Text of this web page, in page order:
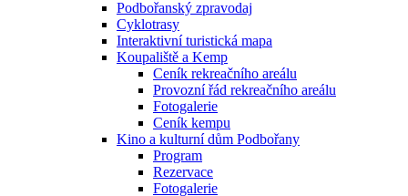
Podbořanský zpravodaj
Cyklotrasy
Interaktivní turistická mapa
Koupaliště a Kemp
Ceník rekreačního areálu
Provozní řád rekreačního areálu
Fotogalerie
Ceník kempu
Kino a kulturní dům Podbořany
Program
Rezervace
Fotogalerie